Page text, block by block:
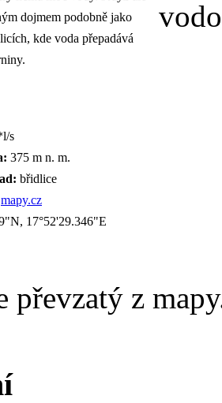
dojmem podobně jako
kde voda přepadává
s
375 m n. m.
břidlice
mapy.cz
17°52'29.346"E
převzatý z